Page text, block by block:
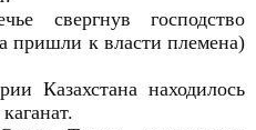
свергнув господство
пришли к власти племена)
Казахстана находилось